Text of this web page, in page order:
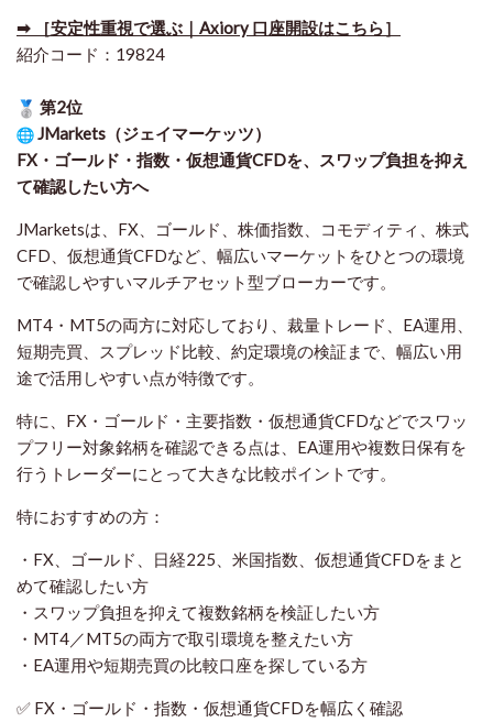
➡ ［安定性重視で選ぶ｜Axiory 口座開設はこちら］
紹介コード：19824
第2位
JMarkets（ジェイマーケッツ）
FX・ゴールド・指数・仮想通貨CFDを、スワップ負担を抑え
て確認したい方へ
JMarketsは、FX、ゴールド、株価指数、コモディティ、株式
CFD、仮想通貨CFDなど、幅広いマーケットをひとつの環境
で確認しやすいマルチアセット型ブローカーです。
MT4・MT5の両方に対応しており、裁量トレード、EA運用、
短期売買、スプレッド比較、約定環境の検証まで、幅広い用
途で活用しやすい点が特徴です。
特に、FX・ゴールド・主要指数・仮想通貨CFDなどでスワッ
プフリー対象銘柄を確認できる点は、EA運用や複数日保有を
行うトレーダーにとって大きな比較ポイントです。
特におすすめの方：
・FX、ゴールド、日経225、米国指数、仮想通貨CFDをまと
めて確認したい方
・スワップ負担を抑えて複数銘柄を検証したい方
・MT4／MT5の両方で取引環境を整えたい方
・EA運用や短期売買の比較口座を探している方
✅ FX・ゴールド・指数・仮想通貨CFDを幅広く確認